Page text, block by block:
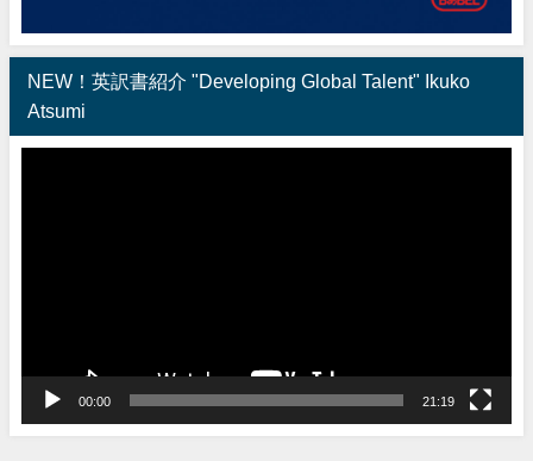
NEW！英訳書紹介 "Developing Global Talent" Ikuko
Atsumi
00:00 21:19